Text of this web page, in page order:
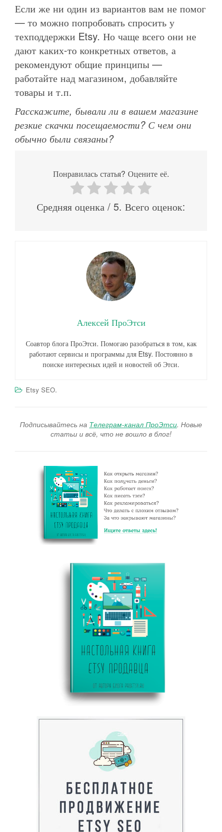
Если же ни один из вариантов вам не помог
— то можно попробовать спросить у
техподдержки Etsy. Но чаще всего они не
дают каких-то конкретных ответов, а
рекомендуют общие принципы —
работайте над магазином, добавляйте
товары и т.п.
Расскажите, бывали ли в вашем магазине
резкие скачки посещаемости? С чем они
обычно были связаны?
Понравилась статья? Оцените её.
Средняя оценка / 5. Всего оценок:
Алексей ПроЭтси
Соавтор блога ПроЭтси. Помогаю разобраться в том, как
работают сервисы и программы для Etsy. Постоянно в
поиске интересных идей и новостей об Этси.
Etsy SEO.
Подписывайтесь на Телеграм-канал ПроЭтси. Новые
статьи и всё, что не вошло в блог!